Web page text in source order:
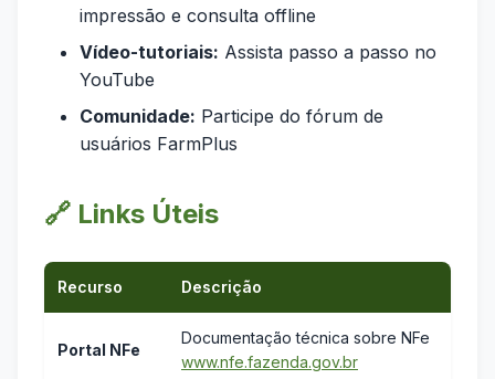
impressão e consulta offline
Vídeo-tutoriais: Assista passo a passo no
YouTube
Comunidade: Participe do fórum de
usuários FarmPlus
🔗 Links Úteis
Recurso Descrição
Portal NFe
Documentação técnica sobre NFe
www.nfe.fazenda.gov.br